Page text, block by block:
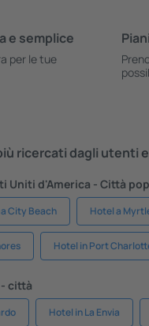
e semplice
per le tue
ricercati dagli utenti
Uniti d'America - Città
City Beach Hotel a
Hotel in Port
città
Hotel in La Envia